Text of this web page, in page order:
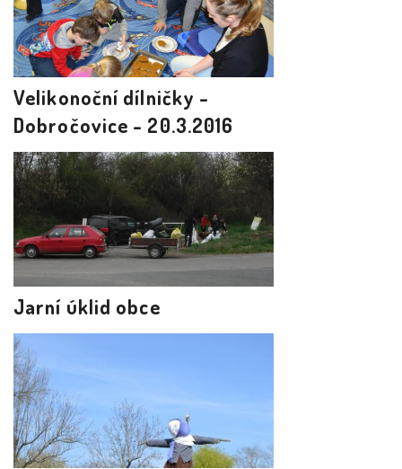
Velikonoční dílničky -
Dobročovice - 20.3.2016
Jarní úklid obce